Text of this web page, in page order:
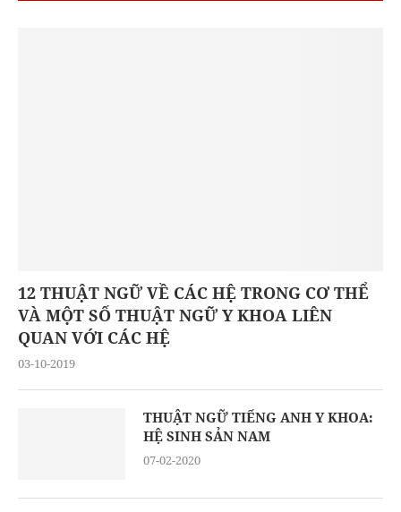
12 THUẬT NGỮ VỀ CÁC HỆ TRONG CƠ THỂ
VÀ MỘT SỐ THUẬT NGỮ Y KHOA LIÊN
QUAN VỚI CÁC HỆ
03-10-2019
THUẬT NGỮ TIẾNG ANH Y KHOA:
HỆ SINH SẢN NAM
07-02-2020